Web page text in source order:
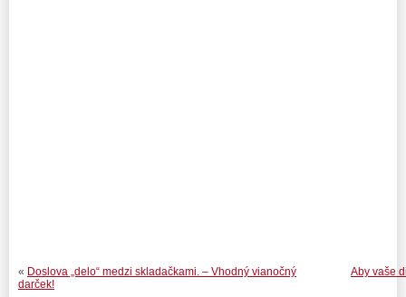
Aby vaše
« Doslova „delo“ medzi skladačkami. – Vhodný vianočný
darček!